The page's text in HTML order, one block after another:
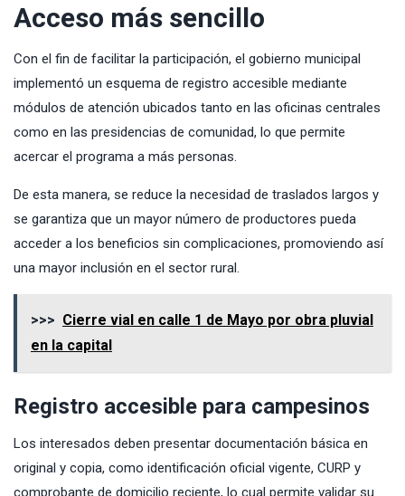
Acceso más sencillo
Con el fin de facilitar la participación, el gobierno municipal
implementó un esquema de registro accesible mediante
módulos de atención ubicados tanto en las oficinas centrales
como en las presidencias de comunidad, lo que permite
acercar el programa a más personas.
De esta manera, se reduce la necesidad de traslados largos y
se garantiza que un mayor número de productores pueda
acceder a los beneficios sin complicaciones, promoviendo así
una mayor inclusión en el sector rural.
>>> Cierre vial en calle 1 de Mayo por obra pluvial
en la capital
Registro accesible para campesinos
Los interesados deben presentar documentación básica en
original y copia, como identificación oficial vigente, CURP y
comprobante de domicilio reciente, lo cual permite validar su